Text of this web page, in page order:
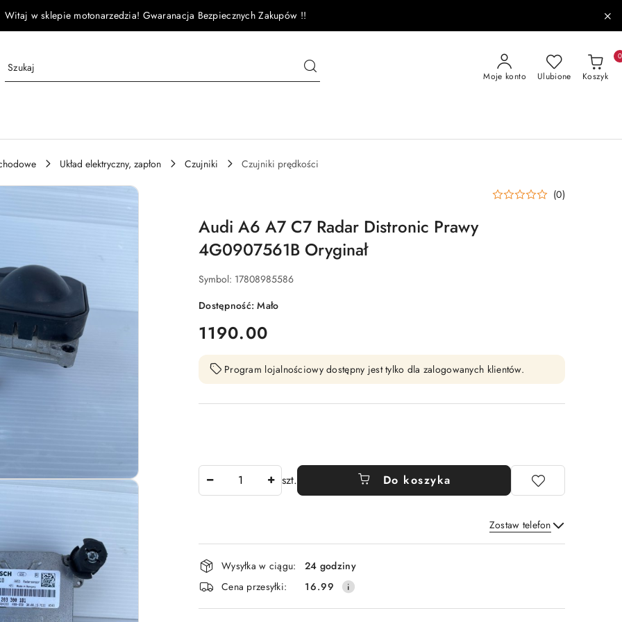
Witaj w sklepie motonarzedzia! Gwaranacja Bezpiecznych Zakupów !!
Moje konto Ulubione Koszyk
0
Układ elektryczny, zapłon Czujniki Czujniki prędkości
(0)
Audi A6 A7 C7 Radar Distronic Prawy
4G0907561B Oryginał
Symbol: 17808985586
Dostępność:Mało
cena:
1190.00
Program lojalnościowy dostępny jest tylko dla zalogowanych klientów.
szt. Do koszyka
Zostaw telefon
Wyślij
Dostępność
i
dostawa
Wysyłka w ciągu:
24 godziny
Cena przesyłki:
16.99